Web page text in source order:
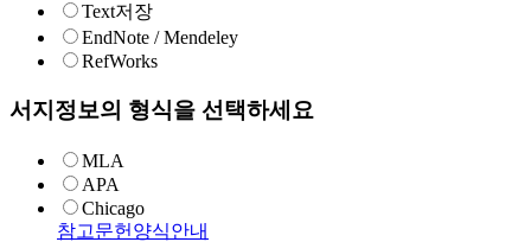
Text저장
EndNote / Mendeley
RefWorks
서지정보의 형식을 선택하세요
MLA
APA
Chicago
참고문헌양식안내